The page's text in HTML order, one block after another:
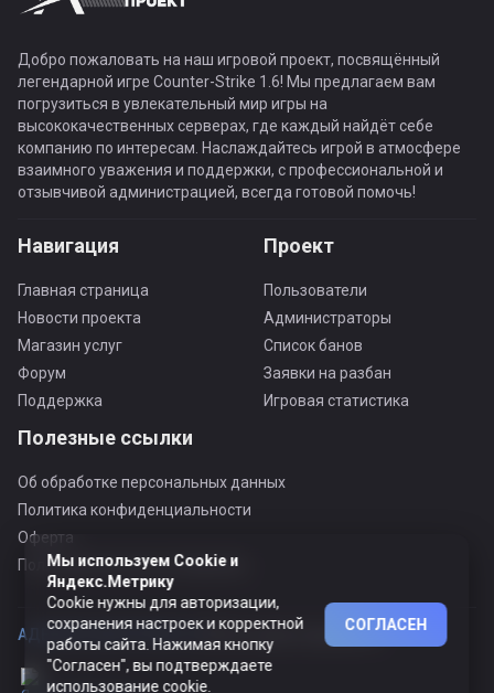
Добро пожаловать на наш игровой проект, посвящённый
легендарной игре Counter-Strike 1.6! Мы предлагаем вам
погрузиться в увлекательный мир игры на
высококачественных серверах, где каждый найдёт себе
компанию по интересам. Наслаждайтесь игрой в атмосфере
взаимного уважения и поддержки, с профессиональной и
отзывчивой администрацией, всегда готовой помочь!
Навигация
Главная страница
Новости проекта
Магазин услуг
Форум
Поддержка
Проект
Пользователи
Администраторы
Список банов
Заявки на разбан
Игровая статистика
Полезные ссылки
Об обработке персональных данных
Политика конфиденциальности
Оферта
Пользовательское соглашение
АДЕКВАТНЫЙ ПРОЕКТ ©© Все права защищены
Мы используем Cookie и
Яндекс.Метрику
Cookie нужны для авторизации,
сохранения настроек и корректной
работы сайта. Нажимая кнопку
"Согласен", вы подтверждаете
использование cookie.
СОГЛАСЕН